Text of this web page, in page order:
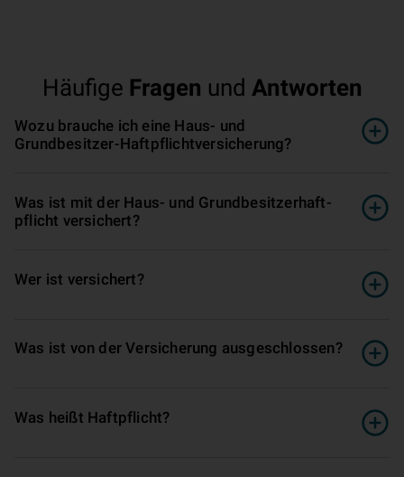
Häufige Fragen und Antworten
Wozu brauche ich eine Haus- und
Grundbesitzer-Haftpflichtversicherung?
Was ist mit der Haus- und Grund­be­sitz­er­haft­
pflicht versichert?
Wer ist versichert?
Was ist von der Ver­si­che­rung ausgeschlossen?
Was heißt Haft­pflicht?